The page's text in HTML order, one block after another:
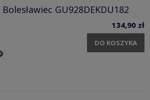
GU928DEKDU182
134,90 zł
DO KOSZYKA